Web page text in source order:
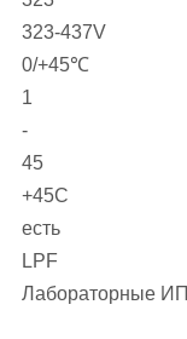
323-437V
0/+45℃
1
-
45
+45C
есть
LPF
Лабораторные ИП